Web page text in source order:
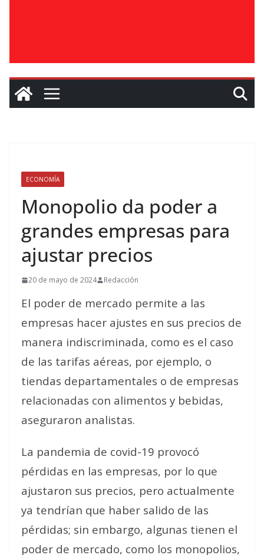
ECONOMÍA
Monopolio da poder a
grandes empresas para
ajustar precios
20 de mayo de 2024 Redacción
El poder de mercado permite a las
empresas hacer ajustes en sus precios de
manera indiscriminada, como es el caso
de las tarifas aéreas, por ejemplo, o
tiendas departamentales o de empresas
relacionadas con alimentos y bebidas,
aseguraron analistas.
La pandemia de covid-19 provocó
pérdidas en las empresas, por lo que
ajustaron sus precios, pero actualmente
ya tendrían que haber salido de las
pérdidas; sin embargo, algunas tienen el
poder de mercado, como los monopolios,